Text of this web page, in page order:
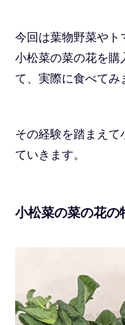
今回は葉物野菜やト
小松菜の菜の花を購
て、実際に食べてみ
その経験を踏まえて
ていきます。
小松菜の菜の花の